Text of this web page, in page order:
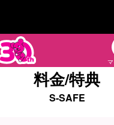
料金/特典
S-SAFE